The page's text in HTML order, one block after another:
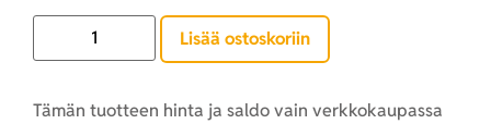
Lisää ostoskoriin
Tämän tuotteen hinta ja saldo vain verkkokaupassa